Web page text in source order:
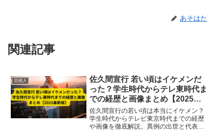
あそはた
関連記事
芸能人
佐久間宣行 若い頃はイケメンだ
った？学生時代からテレ東時代ま
での経歴と画像まとめ【2025最
新版】
佐久間宣行の若い頃は本当にイケメン？
学生時代からテレビ東京時代までの経歴
や画像を徹底解説。異例の出世と代表作